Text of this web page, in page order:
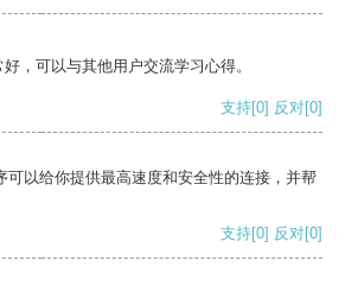
，可以与其他用户交流学习心得。
支持[0] 反对[0]
可以给你提供最高速度和安全性的连接，并帮
支持[0] 反对[0]